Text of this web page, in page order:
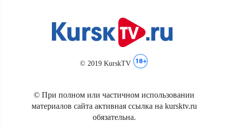
© 2019 KurskTV
© При полном или частичном использовании
материалов сайта активная ссылка на kursktv.ru
обязательна.